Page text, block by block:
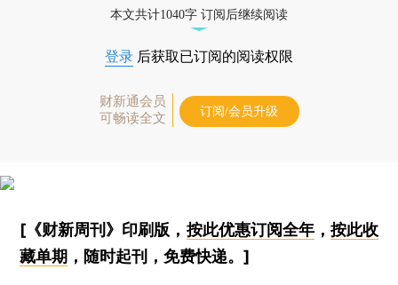
本文共计1040字 订阅后继续阅读
登录 后获取已订阅的阅读权限
财新通会员
可畅读全文
订阅/会员升级
[《财新周刊》印刷版， 按此优惠订阅全年， 按此收
藏单期 ，随时起刊，免费快递。]